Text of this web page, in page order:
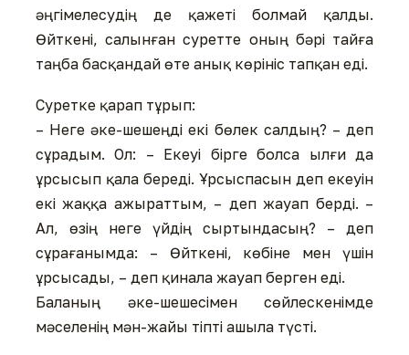
әңгімелесудің де қажеті болмай қалды.
Өйткені, салынған суретте оның бәрі тайға
таңба басқандай өте анық көрініс тапқан еді.
Суретке қарап тұрып:
– Неге әке-шешеңді екі бөлек салдың? – деп
сұрадым. Ол: – Екеуі бірге болса ылғи да
ұрсысып қала береді. Ұрсыспасын деп екеуін
екі жаққа ажыраттым, – деп жауап берді. –
Ал, өзің неге үйдің сыртындасың? – деп
сұрағанымда: – Өйткені, көбіне мен үшін
ұрсысады, – деп қинала жауап берген еді.
Баланың әке-шешесімен сөйлескенімде
мәселенің мән-жайы тіпті ашыла түсті.